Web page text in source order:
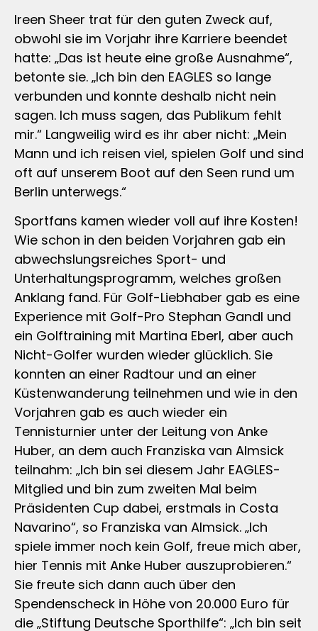
Ireen Sheer trat für den guten Zweck auf,
obwohl sie im Vorjahr ihre Karriere beendet
hatte: „Das ist heute eine große Ausnahme“,
betonte sie. „Ich bin den EAGLES so lange
verbunden und konnte deshalb nicht nein
sagen. Ich muss sagen, das Publikum fehlt
mir.“ Langweilig wird es ihr aber nicht: „Mein
Mann und ich reisen viel, spielen Golf und sind
oft auf unserem Boot auf den Seen rund um
Berlin unterwegs.“
Sportfans kamen wieder voll auf ihre Kosten!
Wie schon in den beiden Vorjahren gab ein
abwechslungsreiches Sport- und
Unterhaltungsprogramm, welches großen
Anklang fand. Für Golf-Liebhaber gab es eine
Experience mit Golf-Pro Stephan Gandl und
ein Golftraining mit Martina Eberl, aber auch
Nicht-Golfer wurden wieder glücklich. Sie
konnten an einer Radtour und an einer
Küstenwanderung teilnehmen und wie in den
Vorjahren gab es auch wieder ein
Tennisturnier unter der Leitung von Anke
Huber, an dem auch Franziska van Almsick
teilnahm: „Ich bin sei diesem Jahr EAGLES-
Mitglied und bin zum zweiten Mal beim
Präsidenten Cup dabei, erstmals in Costa
Navarino“, so Franziska van Almsick. „Ich
spiele immer noch kein Golf, freue mich aber,
hier Tennis mit Anke Huber auszuprobieren.“
Sie freute sich dann auch über den
Spendenscheck in Höhe von 20.000 Euro für
die „Stiftung Deutsche Sporthilfe“: „Ich bin seit